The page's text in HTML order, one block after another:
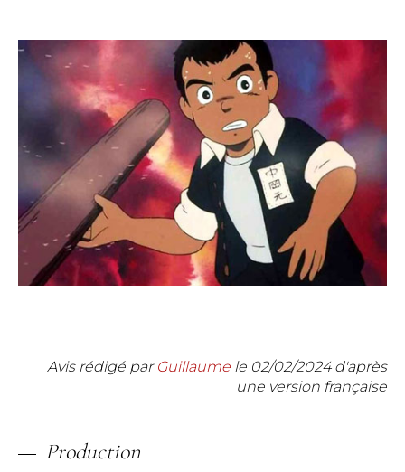
Avis rédigé par Guillaume le 02/02/2024d'après
une version française
Production